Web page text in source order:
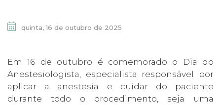
quinta, 16 de outubro de 2025
Em 16 de outubro é comemorado o Dia do
Anestesiologista, especialista responsável por
aplicar a anestesia e cuidar do paciente
durante todo o procedimento, seja uma